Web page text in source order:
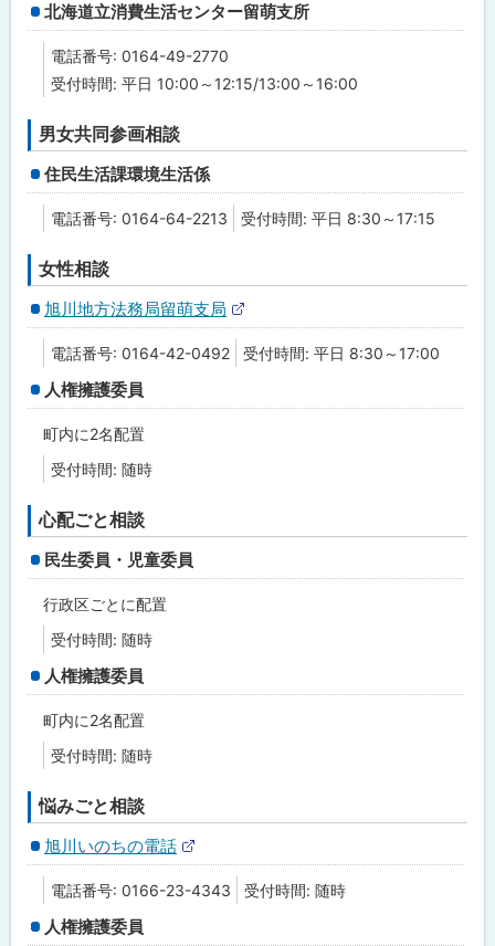
北海道立消費生活センター留萌支所
電話番号: 0164-49-2770
受付時間: 平日 10:00～12:15/13:00～16:00
男女共同参画相談
住民生活課環境生活係
電話番号: 0164-64-2213 受付時間: 平日 8:30～17:15
女性相談
旭川地方法務局留萌支局
外
部
サ
電話番号: 0164-42-0492 受付時間: 平日 8:30～17:00
人権擁護委員
町内に2名配置
受付時間: 随時
心配ごと相談
民生委員・児童委員
行政区ごとに配置
受付時間: 随時
人権擁護委員
町内に2名配置
受付時間: 随時
悩みごと相談
旭川いのちの電話
外
部
サ
電話番号: 0166-23-4343 受付時間: 随時
人権擁護委員